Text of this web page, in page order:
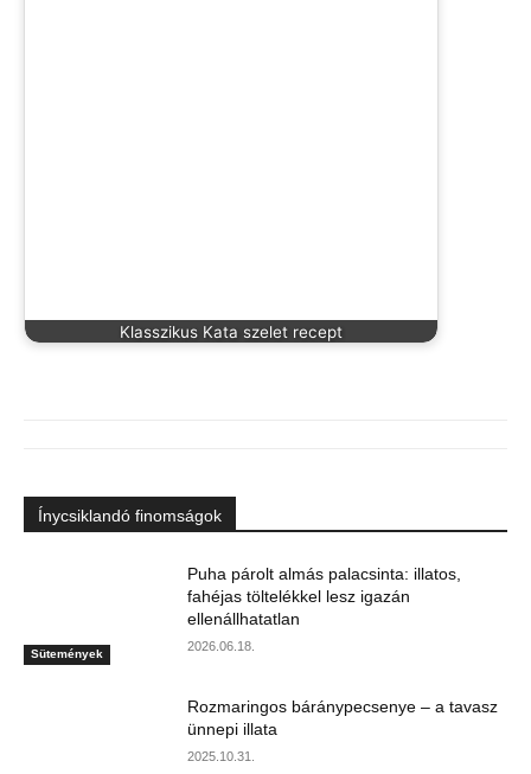
Klasszikus Kata szelet recept
Ínycsiklandó finomságok
Sütemények
Puha párolt almás palacsinta: illatos,
fahéjas töltelékkel lesz igazán
ellenállhatatlan
2026.06.18.
Rozmaringos báránypecsenye – a tavasz
ünnepi illata
2025.10.31.